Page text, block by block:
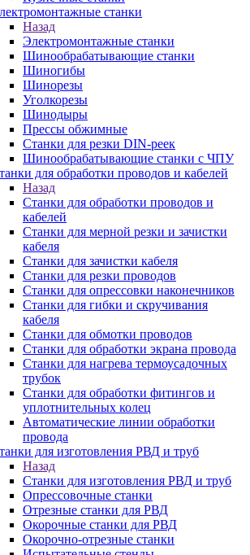
станки
Назад
Электромонтажные станки
Шинообрабатывающие станки
Шиногибы
Шинорезы
Уголкорезы
Шинодыры
Прессы обжимные
Станки для резки DIN-реек
Шинообрабатывающие станки с ЧПУ
для обработки проводов и кабелей
Назад
Станки для обработки проводов и
кабелей
Станки для мерной резки и зачистки
кабеля
Станки для зачистки кабеля
Станки для резки проводов
Станки для опрессовки наконечников
Станки для гибки и скручивания
кабеля
Станки для обмотки проводов
Станки для обработки экрана провода
Станки для нагрева термоусадочных
трубок
Станки для обработки фитингов и
уплотнительных колец
Автоматические линии обработки
провода
для изготовления РВД и труб
Назад
Станки для изготовления РВД и труб
Опрессовочные станки
Отрезные станки для РВД
Окорочные станки для РВД
Окорочно-отрезные станки